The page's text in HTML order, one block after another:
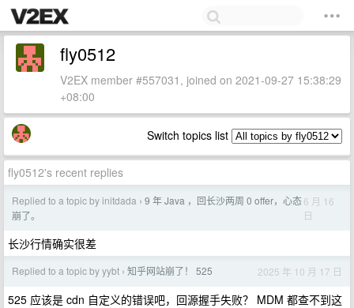
fly0512
V2EX member #557031, joined on 2021-09-27 15:38:29
+08:00
Switch topics list
fly0512's recent replies
Replied to a topic by initdada › 9 年 Java ，回长沙两周 0 offer，心态
崩了。
6 月 16
日
长沙行情确实很差
Replied to a topic by yybt › 知乎网站崩了！ 525 2025 年 10 月 17 日
525 应该是 cdn 自定义的错误吧，回源握手失败？ MDM 都查不到这